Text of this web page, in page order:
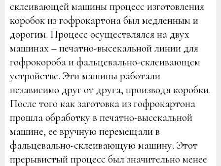
склеивающей машины процесс изготовления
коробок из гофрокартона был медленным и
дорогим. Процесс осуществлялся на двух
машинах – печатно-высекальной линии для
гофрокороба и фальцевально-склеивающем
устройстве. Эти машины работали
независимо друг от друга, производя коробки.
После того как заготовка из гофрокартона
прошла обработку в печатно-высекальной
машине, ее вручную перемещали в
фальцевально-склеивающую машину. Этот
прерывистый процесс был значительно менее